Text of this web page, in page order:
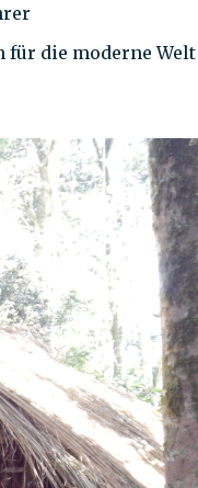
die moderne Welt